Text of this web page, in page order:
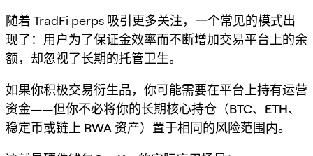
随着 TradFi perps 吸引更多关注，一个常见的模式出
现了：用户为了保证金效率而不断增加交易平台上的余
额，却忽视了长期的托管卫生。
如果你积极交易衍生品，你可能需要在平台上持有运营
资金——但你不必将你的长期核心持仓（BTC、ETH、
稳定币或链上 RWA 资产）置于相同的风险范围内。